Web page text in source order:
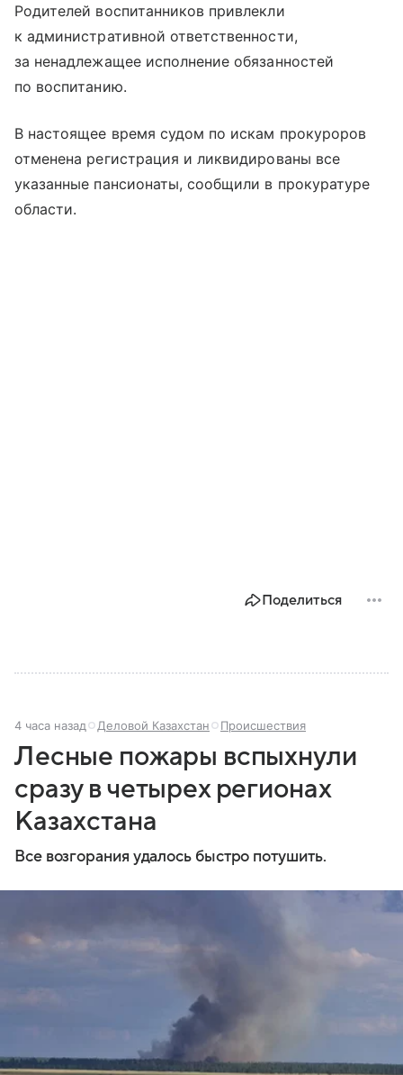
Родителей воспитанников привлекли
к административной ответственности,
за ненадлежащее исполнение обязанностей
по воспитанию.
В настоящее время судом по искам прокуроров
отменена регистрация и ликвидированы все
указанные пансионаты, сообщили в прокуратуре
области.
Поделиться
4 часа назад Деловой Казахстан Происшествия
Лесные пожары вспыхнули
сразу в четырех регионах
Казахстана
Все возгорания удалось быстро потушить.